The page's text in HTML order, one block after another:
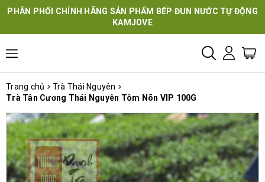
PHÂN PHỐI CHÍNH HÃNG SẢN PHẨM BẾP ĐUN NƯỚC TỰ ĐỘNG
KAMJOVE
Trang chủ
Trà Thái Nguyên
Trà Tân Cương Thái Nguyên Tôm Nõn VIP 100G